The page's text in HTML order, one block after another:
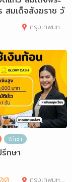
มเด็จสังฆราช วั
กรุงเทพมหานคร
ให้เช่า
กษา
กรุงเทพมหานคร